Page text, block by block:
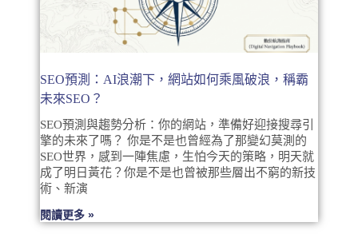
SEO預測：AI浪潮下，網站如何乘風破浪，稱霸
未來SEO？
SEO預測與趨勢分析：你的網站，準備好迎接搜尋引
擎的未來了嗎？ 你是不是也曾經為了那變幻莫測的
SEO世界，感到一陣焦慮，生怕今天的策略，明天就
成了明日黃花？你是不是也曾被那些層出不窮的新技
術、新演
閱讀更多 »